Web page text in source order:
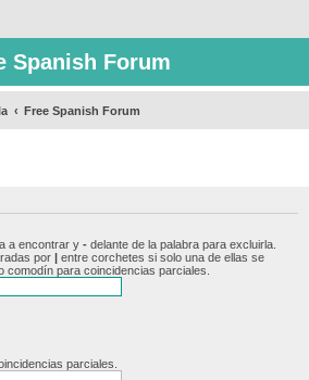
Spanish Forum
Free Spanish Forum
a encontrar y - delante de la palabra para excluirla.
por | entre corchetes si solo una de ellas se
comodín para coincidencias parciales.
parciales.